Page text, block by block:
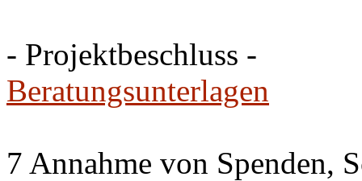
- Projektbeschluss -
Beratungsunterlagen
7 Annahme von Spenden,